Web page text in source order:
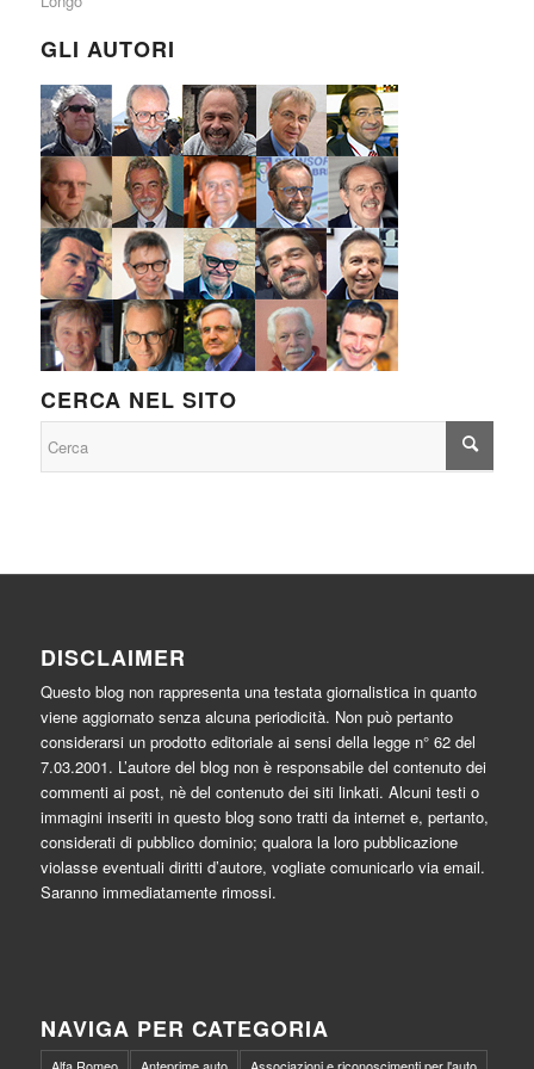
GLI AUTORI
CERCA NEL SITO
DISCLAIMER
Questo blog non rappresenta una testata giornalistica in quanto
viene aggiornato senza alcuna periodicità. Non può pertanto
considerarsi un prodotto editoriale ai sensi della legge n° 62 del
7.03.2001. L’autore del blog non è responsabile del contenuto dei
commenti ai post, nè del contenuto dei siti linkati. Alcuni testi o
immagini inseriti in questo blog sono tratti da internet e, pertanto,
considerati di pubblico dominio; qualora la loro pubblicazione
violasse eventuali diritti d’autore, vogliate comunicarlo via email.
Saranno immediatamente rimossi.
NAVIGA PER CATEGORIA